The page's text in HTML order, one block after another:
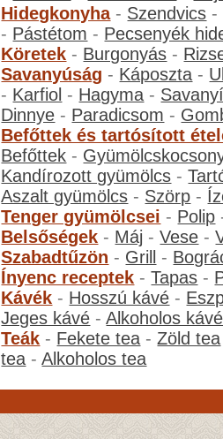
Hidegkonyha- Szendvics -
- Pástétom - Pecsenyék
Köretek - Burgonyás -
Savanyúság - Káposzta -
- Karfiol - Hagyma -
Dinnye - Paradicsom -
Befőttek és tartósított
Befőttek -
Kandírozott gyümölcs -
Aszalt gyümölcs - Szörp -
Tenger gyümölcsei - Polip
Belsőségek - Máj -Vese -
Szabadtűzön - Grill -
Ínyenc receptek -Tapas -
Kávék - Hosszú kávé -
Jeges kávé -Alkoholos kávé
Teák - Fekete tea -Zöld tea
tea -Alkoholos tea